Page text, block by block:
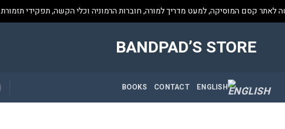
לאתר קסם המוסיקה, למעט מדריך למורה, חוברות הרמוניה וכלי הקשה, תפקידי תזמורת
BANDPAD’S STORE
BOOKS CONTACT ENGLISH